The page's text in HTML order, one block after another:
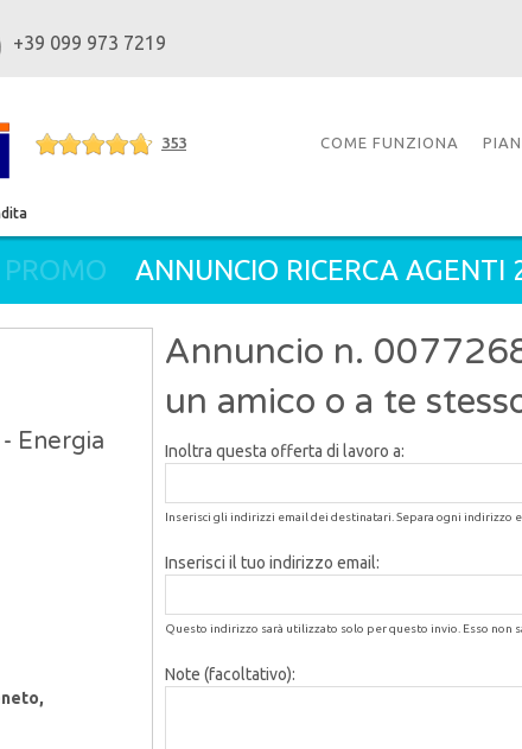
+39 099 973 7219
353 COME FUNZIONA
ANNUNCIO RICERCA AGENTI
Annuncio n.
un amico o a te
Inoltra questa offerta di lavoro a:
Inserisci gli indirizzi email dei destinatari. Separa ogni indirizzo
Inserisci il tuo indirizzo email:
Questo indirizzo sarà utilizzato solo per questo invio. Esso non
Note (facoltativo):
Energia